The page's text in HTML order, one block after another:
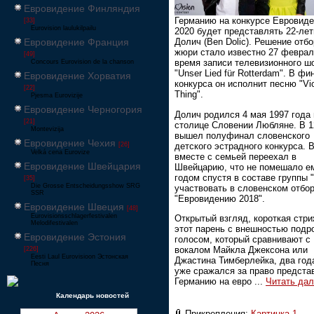
Евровидение Финляндия
[33]
Eurovision laulukilpailu
Евровидение Франция
[49]
Concours Eurovision de la chanson
Евровидение Хорватия
[22]
Pjesma Eurovizije
Евровидение Черногория
[21]
Montevizija
Евровидение Чехия [26]
Velká cena Eurovize
Евровидение Швейцария
[35]
Die Grosse Entscheidungsshow SRG
SSR
Евровидение Швеция [48]
Eurovisionsschlagerfestivalen
Melodifestivalen
Евровидение Эстония
[226]
Eesti Laul Eurovisioon Эстонская
Песня
Календарь новостей
Германию на конкурсе
2020 будет представлять 22-
Долич (Ben Dolic). Решение
жюри стало известно 27
время записи телевизионного
"Unser Lied für Rotterdam". В
конкурса он исполнит песню
Thing".
Долич родился 4 мая 1997 года
столице Словении Любляне. В
вышел полуфинал словенского
детского эстрадного конкурса.
вместе с семьей переехал в
Швейцарию, что не помешало
годом спустя в составе группы
участвовать в словенском
"Евровидению 2018".
Открытый взгляд, короткая
этот парень с внешностью
голосом, который сравнивают с
вокалом Майкла Джексона или
Джастина Тимберлейка, два
уже сражался за право
Германию на евро ... Читать